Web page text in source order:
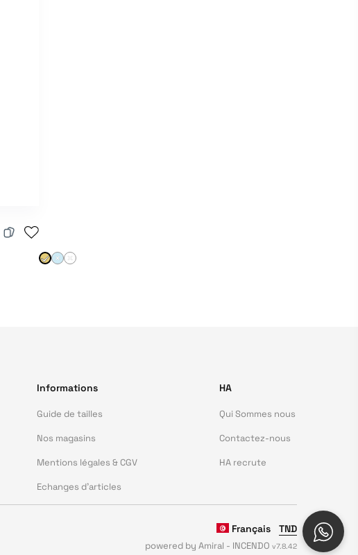
Informations
Guide de tailles
Nos magasins
Mentions légales & CGV
Echanges d'articles
HA
Qui Sommes nous
Contactez-nous
HA recrute
Français TND
powered by Amiral - INCENDO v7.8.42